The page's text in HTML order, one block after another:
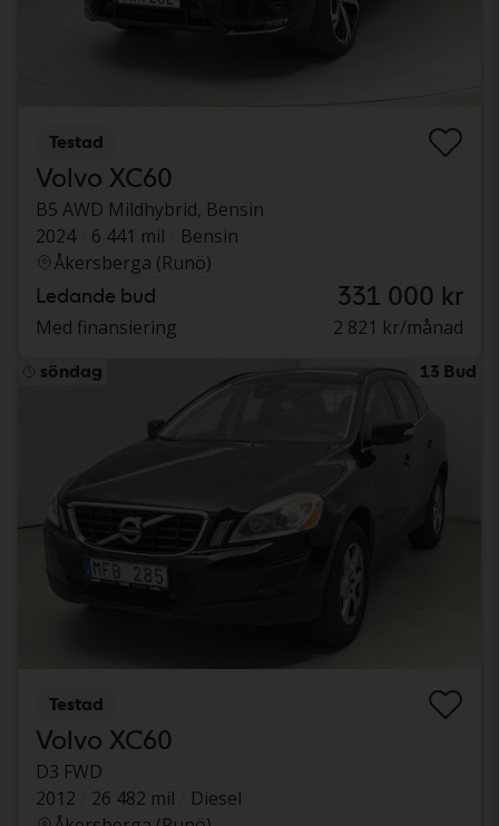
Testad
Volvo XC60
B5 AWD Mildhybrid, Bensin
2024
6 441 mil
Bensin
Åkersberga (Runö)
Ledande bud 331 000 kr
Med finansiering 2 821 kr/månad
söndag 13 Bud
Testad
Volvo XC60
D3 FWD
2012
26 482 mil
Diesel